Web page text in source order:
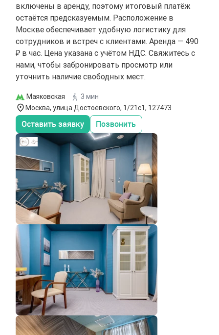
включены в аренду, поэтому итоговый платёж
остаётся предсказуемым. Расположение в
Москве обеспечивает удобную логистику для
сотрудников и встреч с клиентами. Аренда — 490
₽ в час. Цена указана с учётом НДС. Свяжитесь с
нами, чтобы забронировать просмотр или
уточнить наличие свободных мест.
Маяковская
3 мин
Москва, улица Достоевского, 1/21с1, 127473
Оставить заявку Позвонить